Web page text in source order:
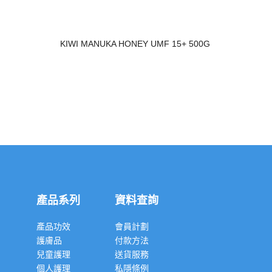
KIWI MANUKA HONEY UMF 15+ 500G
產品系列
產品功效
護膚品
兒童護理
個人護理
資料查詢
會員計劃
付款方法
送貨服務
私隱條例